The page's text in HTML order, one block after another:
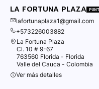
LA FORTUNA PLAZA
lafortunaplaza1@gmail.com
+573226003882
La Fortuna Plaza
Cl. 10 # 9-67
763560 Florida - Florida
Valle del Cauca - Colombia
Ver más detalles